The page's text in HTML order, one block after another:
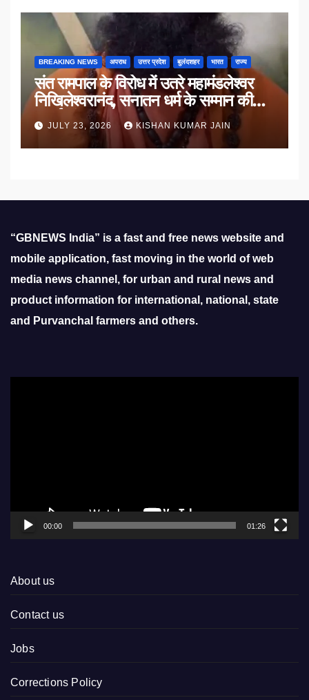
BREAKING NEWS अपराध उत्तर प्रदेश बुलंदशहर भारत राज्य
संत रामपाल के विरोध में उतरे महामंडलेश्वर
निखिलेश्वरानंद, सनातन धर्म के सम्मान की
उठाई मांग
JULY 23, 2026 KISHAN KUMAR JAIN
“GBNEWS India” is a fast and free news website and
mobile application, fast moving in the world of web
media news channel, for urban and rural news and
product information for international, national, state
and Purvanchal farmers and others.
00:00 01:26
About us
Contact us
Jobs
Corrections Policy